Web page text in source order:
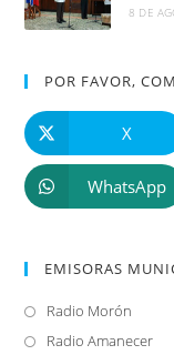
8 DE
POR FAVOR,
X
WhatsApp
EMISORAS
Radio Morón
abre
Radio AmanecerSe